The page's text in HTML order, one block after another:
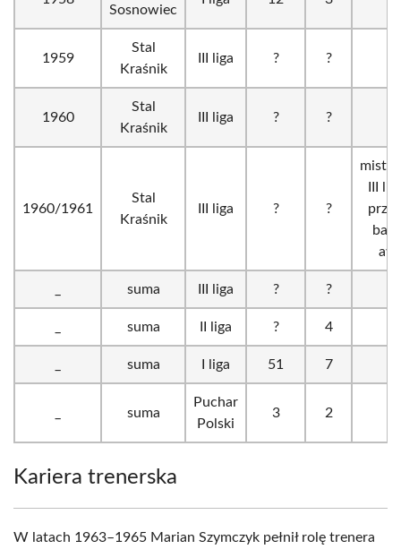
Sosnowiec
1959
Stal
Kraśnik
III liga ? ?
1960
Stal
Kraśnik
III liga ? ?
1960/1961
Stal
Kraśnik
III liga ? ?
suma III liga ? ?
suma II liga ? 4
suma I liga 51 7
suma
Puchar
Polski
3 2
Kariera trenerska
W latach 1963–1965 Marian Szymczyk pełnił rolę trenera